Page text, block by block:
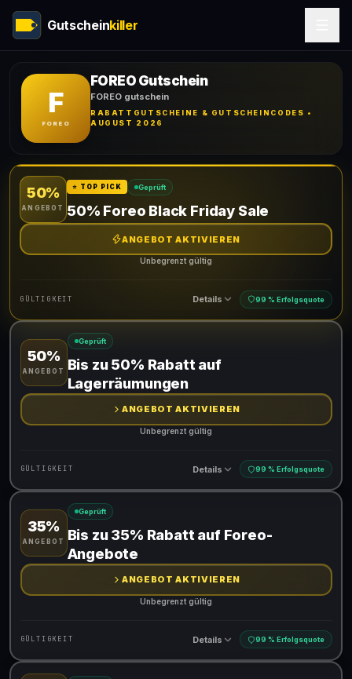
Gutscheinkiller
F
FOREO
FOREO Gutschein
FOREO gutschein
RABATTGUTSCHEINE & GUTSCHEINCODES •
AUGUST 2026
50%
ANGEBOT
⭐ TOP PICK Geprüft
50% Foreo Black Friday Sale
ANGEBOT AKTIVIEREN
Unbegrenzt gültig
GÜLTIGKEIT Details 99 % Erfolgsquote
Gültig für teilnehmende Produkte
50%
ANGEBOT
Geprüft
Bis zu 50% Rabatt auf
Lagerräumungen
ANGEBOT AKTIVIEREN
Unbegrenzt gültig
GÜLTIGKEIT Details 99 % Erfolgsquote
Gültig für teilnehmende Produkte
35%
ANGEBOT
Geprüft
Bis zu 35% Rabatt auf Foreo-
Angebote
ANGEBOT AKTIVIEREN
Unbegrenzt gültig
GÜLTIGKEIT Details 99 % Erfolgsquote